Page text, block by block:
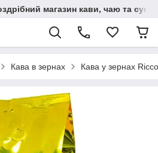
магазин кави, чаю та
Кава в зернах Кава у зернах